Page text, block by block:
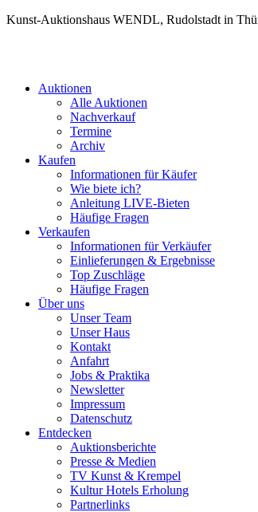
Kunst-Auktionshaus WENDL, Rudolstadt in
Auktionen
Alle Auktionen
Nachverkauf
Termine
Archiv
Kaufen
Informationen für Käufer
Wie biete ich?
Anleitung LIVE-Bieten
Häufige Fragen
Verkaufen
Informationen für Verkäufer
Einlieferungen & Ergebnisse
Top Zuschläge
Häufige Fragen
Über uns
Unser Team
Unser Haus
Kontakt
Anfahrt
Jobs & Praktika
Newsletter
Impressum
Datenschutz
Entdecken
Auktionsberichte
Presse & Medien
TV Kunst & Krempel
Kultur Hotels Erholung
Partnerlinks